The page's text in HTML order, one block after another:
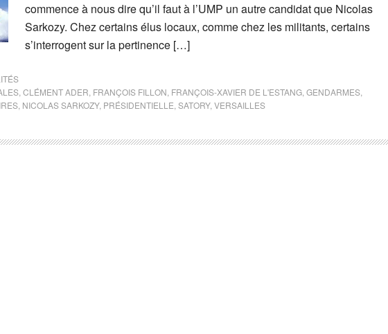
commence à nous dire qu’il faut à l’UMP un autre candidat que Nicolas
Sarkozy. Chez certains élus locaux, comme chez les militants, certains
s’interrogent sur la pertinence […]
CLÉMENT ADER FRANÇOIS FILLON FRANÇOIS-XAVIER DE L'ESTANG GENDARMES
NICOLAS SARKOZY, PRÉSIDENTIELLE SATORY, VERSAILLES